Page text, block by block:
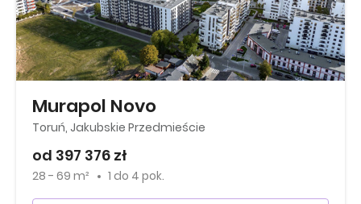
Murapol Novo
Toruń, Jakubskie Przedmieście
od 397 376 zł
28 - 69 m² 1 do 4 pok.